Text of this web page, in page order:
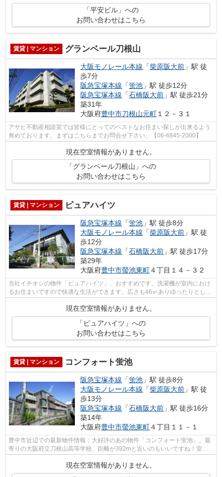
「平安ビル」への
お問い合わせはこちら
賃貸 | マンション グランベール刀根山
大阪モノレール本線 「柴原阪大前 」駅 徒
歩7分
阪急宝塚本線 「蛍池 」駅 徒歩12分
阪急宝塚本線 「石橋阪大前 」駅 徒歩21分
築31年
大阪府豊中市刀根山元町 １２－３１
アサヒ不動産相談室では皆様にとってのベストなお住まい探しが出来るよう
努めております。まずはこちらまでお問合せ下さい。【06-6845-2000】
現在空室情報がありません。
「グランベール刀根山」への
お問い合わせはこちら
賃貸 | マンション ピュアハイツ
阪急宝塚本線 「蛍池 」駅 徒歩8分
大阪モノレール本線 「柴原阪大前 」駅 徒
歩12分
阪急宝塚本線 「石橋阪大前 」駅 徒歩17分
築29年
大阪府豊中市螢池東町４丁目１４－３２
当社イチオシの物件「ピュアハイツ」、おすすめです。洗濯機が室内におけ
るお住まいですので快適な生活ができます。広さも46㎡ありゆったりとした
現在空室情報がありません。
「ピュアハイツ」への
お問い合わせはこちら
賃貸 | マンション コンフォート蛍池
阪急宝塚本線 「蛍池 」駅 徒歩8分
大阪モノレール本線 「柴原阪大前 」駅 徒
歩13分
阪急宝塚本線 「石橋阪大前 」駅 徒歩16分
築14年
大阪府豊中市螢池東町４丁目１１－１
豊中市近辺での最新物件情報：大好評のあの物件「コンフォート蛍池」。最
寄りの大阪府立刀根山高等学校、距離が392mと近いのもいいですね！室内
に洗濯機スペースも確保されています◎車...
現在空室情報がありません。